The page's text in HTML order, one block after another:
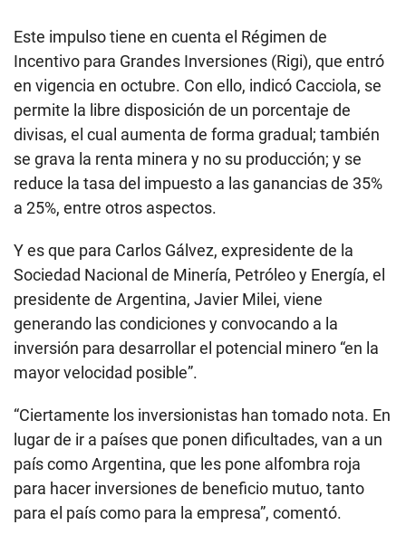
Este impulso tiene en cuenta el Régimen de
Incentivo para Grandes Inversiones (Rigi), que entró
en vigencia en octubre. Con ello, indicó Cacciola, se
permite la libre disposición de un porcentaje de
divisas, el cual aumenta de forma gradual; también
se grava la renta minera y no su producción; y se
reduce la tasa del impuesto a las ganancias de 35%
a 25%, entre otros aspectos.
Y es que para Carlos Gálvez, expresidente de la
Sociedad Nacional de Minería, Petróleo y Energía, el
presidente de Argentina, Javier Milei, viene
generando las condiciones y convocando a la
inversión para desarrollar el potencial minero “en la
mayor velocidad posible”.
“Ciertamente los inversionistas han tomado nota. En
lugar de ir a países que ponen dificultades, van a un
país como Argentina, que les pone alfombra roja
para hacer inversiones de beneficio mutuo, tanto
para el país como para la empresa”, comentó.